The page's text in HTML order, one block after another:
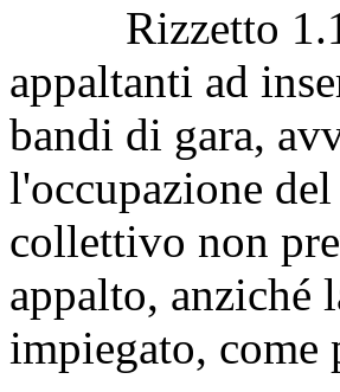
Rizzetto
appaltanti ad
bandi di gara,
l'occupazione
collettivo non
appalto, anziché
impiegato, come